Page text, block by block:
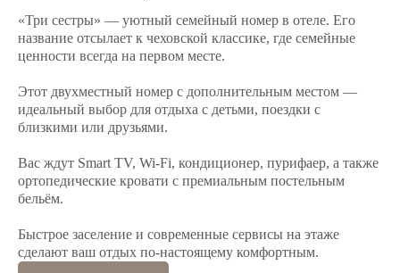
«Три сестры» — уютный семейный номер в отеле. Его
название отсылает к чеховской классике, где семейные
ценности всегда на первом месте.
Этот двухместный номер с дополнительным местом —
идеальный выбор для отдыха с детьми, поездки с
близкими или друзьями.
Вас ждут Smart TV, Wi‑Fi, кондиционер, пурифаер, а также
ортопедические кровати с премиальным постельным
бельём.
Быстрое заселение и современные сервисы на этаже
сделают ваш отдых по‑настоящему комфортным.